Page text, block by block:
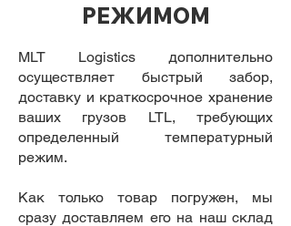
РЕЖИМОМ
MLT Logistics дополнительно
осуществляет быстрый забор,
доставку и краткосрочное хранение
ваших грузов LTL, требующих
определенный температурный
режим.
Как только товар погружен, мы
сразу доставляем его на наш склад